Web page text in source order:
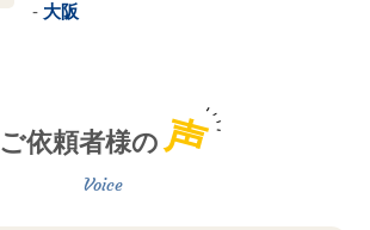
大阪
ご依頼者様の声